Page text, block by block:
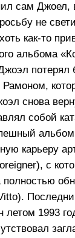
сам
не
как-то
альбома
снова
собой
карьеру
с
1993